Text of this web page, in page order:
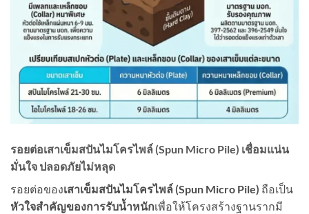
รอยต่อเสาเข็มสปันไมโครไพล์ (Spun Micro Pile) เชื่อมแน่น
มั่นใจ ปลอดภัยไม่หลุด
รอยต่อของเสาเข็มสปันไมโครไพล์ (Spun Micro Pile) ถือเป็น
หัวใจสำคัญของการรับน้ำหนักเพื่อให้โครงสร้างฐานรากมี